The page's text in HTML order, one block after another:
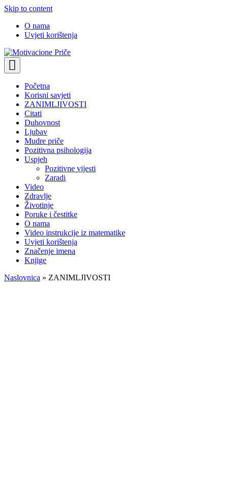
Skip to content
O nama
Uvjeti korištenja
Motivacione Priče
Mudre priče o životu i poučne priče o životu
Početna
Korisni savjeti
ZANIMLJIVOSTI
Citati
Duhovnost
Ljubav
Mudre priče
Pozitivna psihologija
Uspjeh
Pozitivne vijesti
Zaradi
Video
Zdravlje
Životinje
Poruke i čestitke
O nama
Video instrukcije iz matematike
Uvjeti korištenja
Značenje imena
Knjige
Naslovnica » ZANIMLJIVOSTI